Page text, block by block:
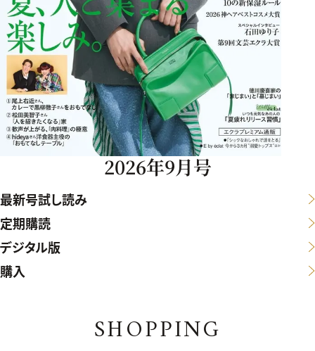
2026年9月号
最新号試し読み
定期購読
デジタル版
購入
SHOPPING